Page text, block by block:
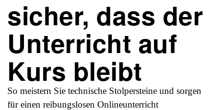
sicher, dass der
Unterricht auf
Kurs bleibt
So meistern Sie technische Stolpersteine und sorgen
für einen reibungslosen Onlineunterricht